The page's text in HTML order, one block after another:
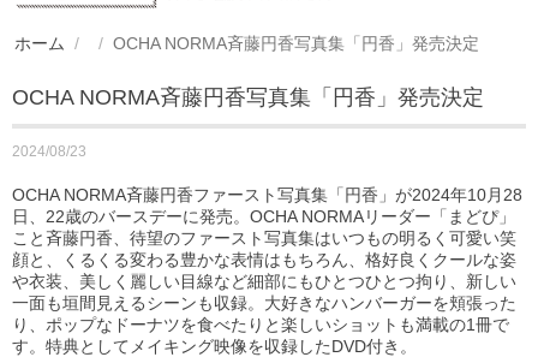
ホーム / / OCHA NORMA斉藤円香写真集「円香」発売決定
OCHA NORMA斉藤円香写真集「円香」発売決定
2024/08/23
OCHA NORMA斉藤円香ファースト写真集「円香」が2024年10月28
日、22歳のバースデーに発売。OCHA NORMAリーダー「まどぴ」
こと斉藤円香、待望のファースト写真集はいつもの明るく可愛い笑
顔と、くるくる変わる豊かな表情はもちろん、格好良くクールな姿
や衣装、美しく麗しい目線など細部にもひとつひとつ拘り、新しい
一面も垣間見えるシーンも収録。大好きなハンバーガーを頬張った
り、ポップなドーナツを食べたりと楽しいショットも満載の1冊で
す。特典としてメイキング映像を収録したDVD付き。